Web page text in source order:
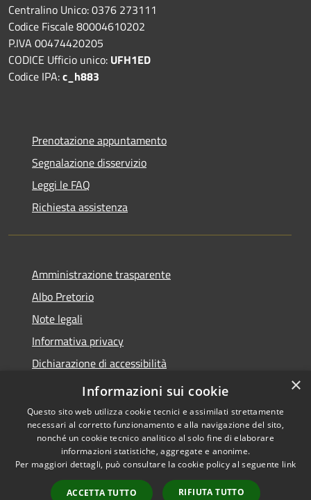
Centralino Unico: 0376 273111
Codice Fiscale 80004610202
P.IVA 00474420205
CODICE Ufficio unico: UFH1ED
Codice IPA:c_h883
Prenotazione appuntamento
Segnalazione disservizio
Leggi le FAQ
Richiesta assistenza
Amministrazione trasparente
Albo Pretorio
Note legali
Informativa privacy
Dichiarazione di accessibilità
Obiettivi di accessibilità
Accessibilità
Copyright © 2026 • Comune di
San Giorgio Bigarello •
Powered byMunicipium
×
Informazioni sui cookie
Questo sito web utilizza cookie tecnici e assimilati strettamente
necessari al corretto funzionamento e alla navigazione del sito,
nonché un cookie tecnico analitico al solo fine di elaborare
informazioni statistiche, aggregate e anonime.
Per maggiori dettagli, può consultare la cookie policy al seguente link
ACCETTA TUTTO RIFIUTA TUTTO